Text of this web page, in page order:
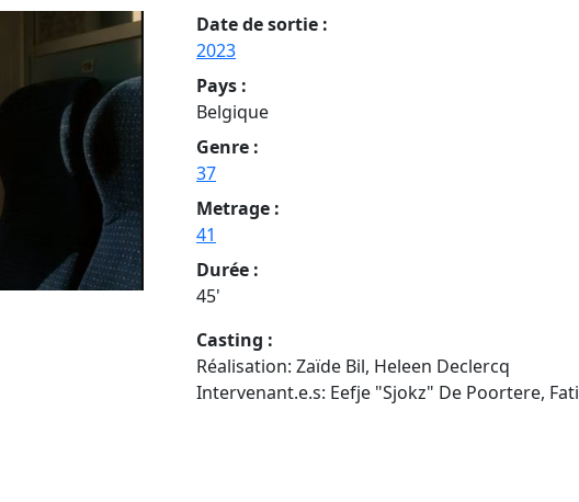
Date de sortie :
2023
Pays :
Belgique
Genre :
37
Metrage :
41
Durée :
45'
Casting :
Réalisation: Zaïde Bil, Heleen Declercq
Intervenant.e.s: Eefje "Sjokz" De Poortere,